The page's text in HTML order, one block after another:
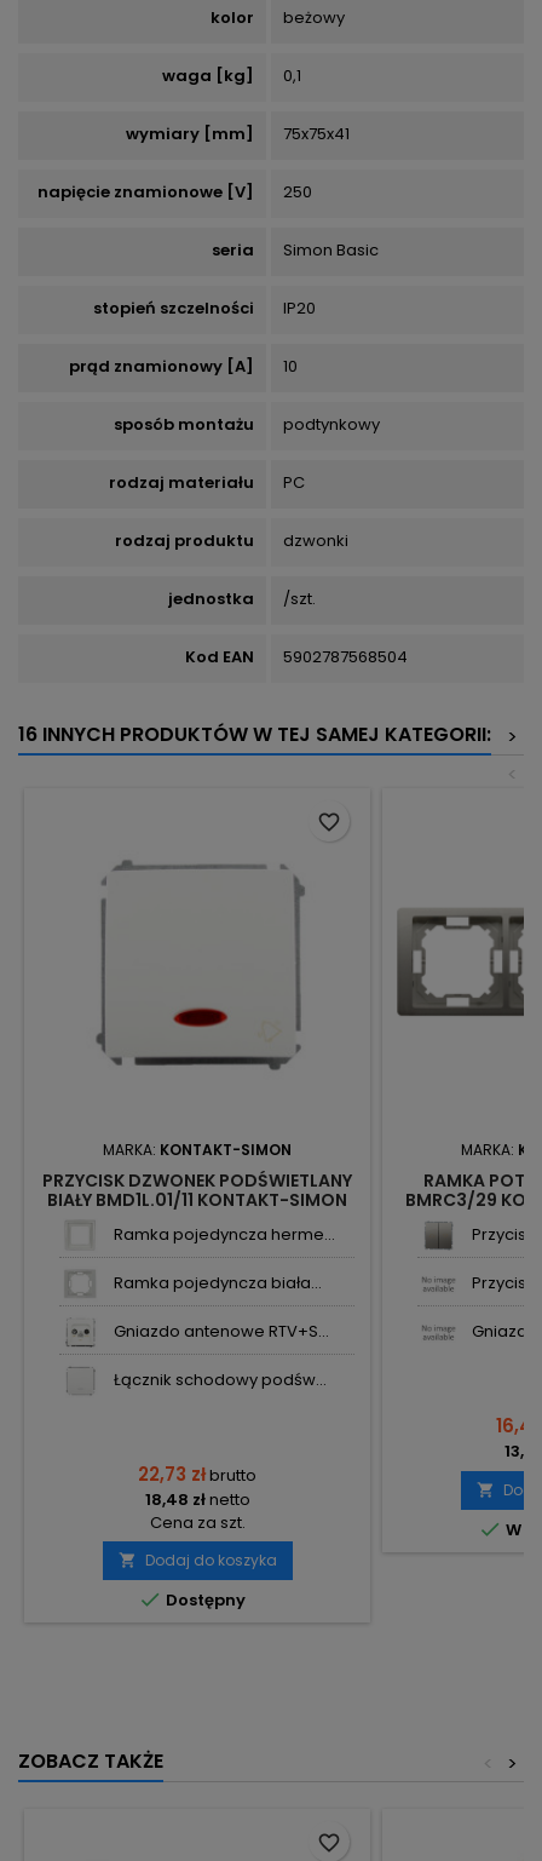
kolor beżowy
waga [kg] 0,1
wymiary [mm] 75x75x41
napięcie znamionowe [V] 250
seria Simon Basic
stopień szczelności IP20
prąd znamionowy [A] 10
sposób montażu podtynkowy
rodzaj materiału PC
rodzaj produktu dzwonki
jednostka /szt.
Kod EAN 5902787568504
16 INNYCH PRODUKTÓW W TEJ SAMEJ KATEGORII:
>
<
MARKA: KONTAKT-SIMON
PRZYCISK DZWONEK PODŚWIETLANY
BIAŁY BMD1L.01/11 KONTAKT-SIMON
Ramka pojedyncza herme...
Ramka pojedyncza biała...
Gniazdo antenowe RTV+S...
Łącznik schodowy podśw...
22,73 złbrutto
18,48 złnetto
Cena za szt.
 Dodaj do koszyka
 Dostępny
favorite_border
MARKA:
RAMKA
BMRC3/29
Przycisk
Przycisk

 W
ZOBACZ TAKŻE >
<
favorite_border